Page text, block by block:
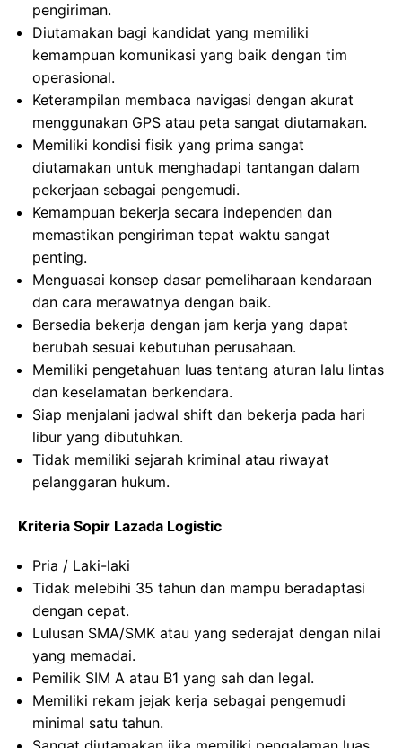
pengiriman.
Diutamakan bagi kandidat yang memiliki
kemampuan komunikasi yang baik dengan tim
operasional.
Keterampilan membaca navigasi dengan akurat
menggunakan GPS atau peta sangat diutamakan.
Memiliki kondisi fisik yang prima sangat
diutamakan untuk menghadapi tantangan dalam
pekerjaan sebagai pengemudi.
Kemampuan bekerja secara independen dan
memastikan pengiriman tepat waktu sangat
penting.
Menguasai konsep dasar pemeliharaan kendaraan
dan cara merawatnya dengan baik.
Bersedia bekerja dengan jam kerja yang dapat
berubah sesuai kebutuhan perusahaan.
Memiliki pengetahuan luas tentang aturan lalu lintas
dan keselamatan berkendara.
Siap menjalani jadwal shift dan bekerja pada hari
libur yang dibutuhkan.
Tidak memiliki sejarah kriminal atau riwayat
pelanggaran hukum.
Kriteria Sopir Lazada Logistic
Pria / Laki-laki
Tidak melebihi 35 tahun dan mampu beradaptasi
dengan cepat.
Lulusan SMA/SMK atau yang sederajat dengan nilai
yang memadai.
Pemilik SIM A atau B1 yang sah dan legal.
Memiliki rekam jejak kerja sebagai pengemudi
minimal satu tahun.